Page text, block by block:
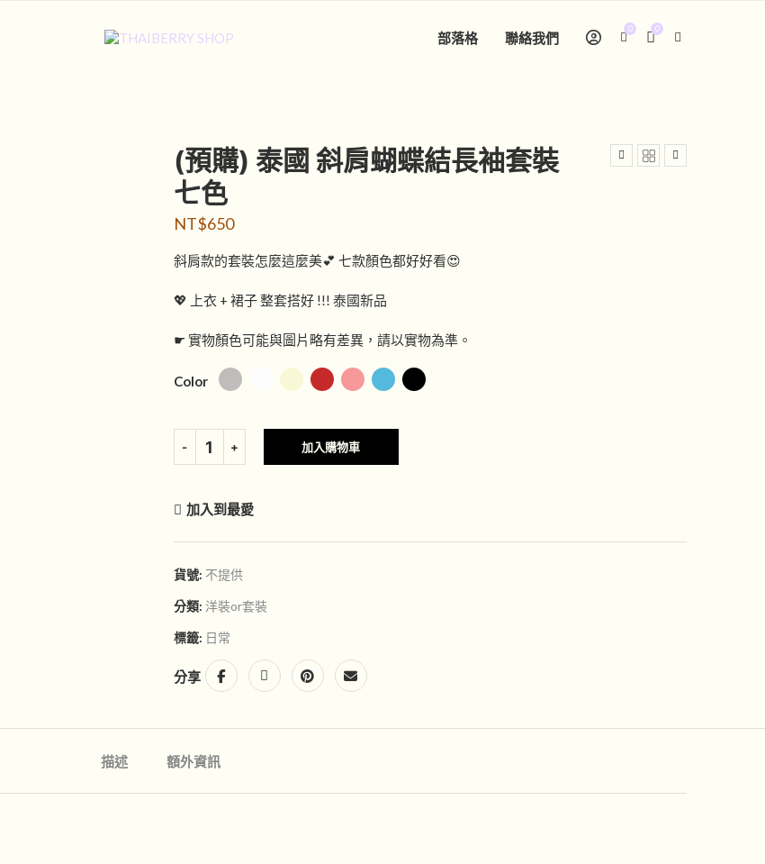
部落格 聯絡我們
0
0
(預購) 泰國 斜肩蝴蝶結長袖套裝
七色
NT$650
斜肩款的套裝怎麼這麼美💕 七款顏色都好好看😍
💖 上衣 + 裙子 整套搭好 !!! 泰國新品
☛ 實物顏色可能與圖片略有差異，請以實物為準。
Color
加入購物車
加入到最愛
貨號: 不提供
分類: 洋裝or套裝
標籤: 日常
分享
描述 額外資訊